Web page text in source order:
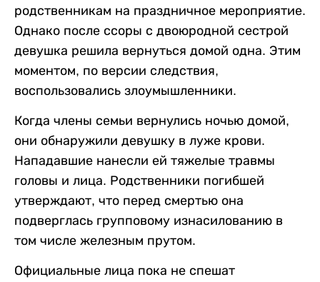
родственникам на праздничное мероприятие.
Однако после ссоры с двоюродной сестрой
девушка решила вернуться домой одна. Этим
моментом, по версии следствия,
воспользовались злоумышленники.
Когда члены семьи вернулись ночью домой,
они обнаружили девушку в луже крови.
Нападавшие нанесли ей тяжелые травмы
головы и лица. Родственники погибшей
утверждают, что перед смертью она
подверглась групповому изнасилованию в
том числе железным прутом.
Официальные лица пока не спешат